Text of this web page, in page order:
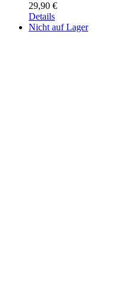
29,90 €
Details
Nicht auf Lager